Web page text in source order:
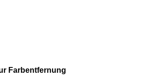
Farbentfernung